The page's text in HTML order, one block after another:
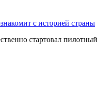
с историей страны
стартовал